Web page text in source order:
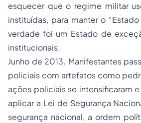
esquecer que o regime militar
instituídas, para manter o
verdade foi um Estado de
institucionais.
Junho de 2013. Manifestantes
policiais com artefatos como
ações policiais se intensificaram
aplicar a Lei de Segurança
segurança nacional, a ordem